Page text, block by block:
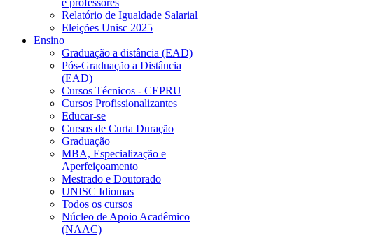
e professores
Relatório de Igualdade Salarial
Eleições Unisc 2025
Ensino
Graduação a distância (EAD)
Pós-Graduação a Distância
(EAD)
Cursos Técnicos - CEPRU
Cursos Profissionalizantes
Educar-se
Cursos de Curta Duração
Graduação
MBA, Especialização e
Aperfeiçoamento
Mestrado e Doutorado
UNISC Idiomas
Todos os cursos
Núcleo de Apoio Acadêmico
(NAAC)